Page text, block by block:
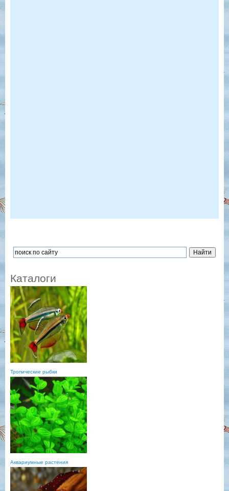
Каталоги
Тропические рыбки
Аквариумные растения